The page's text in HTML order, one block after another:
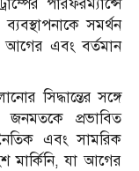
পারফরম্যান্সে
সমর্থন
আগের এবং বর্তমান
সিদ্ধান্তের সঙ্গে
জনমতকে প্রভাবিত
এবং সামরিক
মার্কিনি, যা আগের